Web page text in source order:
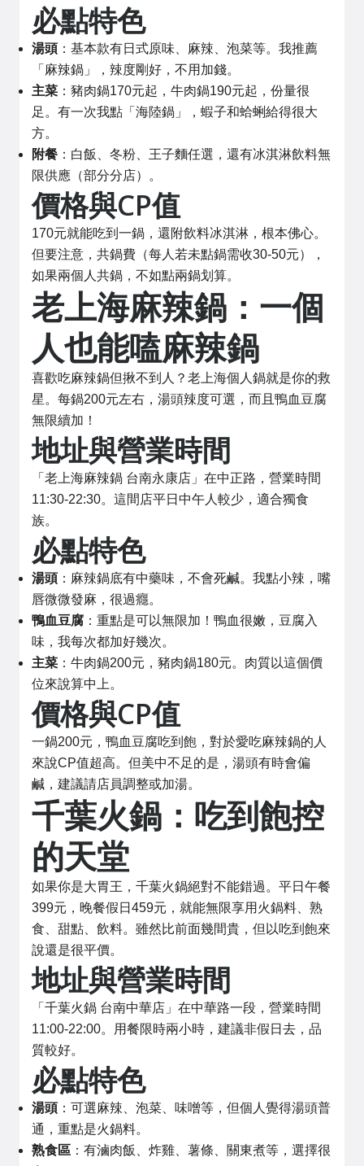
必點特色
湯頭 ：基本款有日式原味、麻辣、泡菜等。我推薦
「麻辣鍋」，辣度剛好，不用加錢。
主菜 ：豬肉鍋170元起，牛肉鍋190元起，份量很
足。有一次我點「海陸鍋」，蝦子和蛤蜊給得很大
方。
附餐 ：白飯、冬粉、王子麵任選，還有冰淇淋飲料無
限供應（部分分店）。
價格與CP值
170元就能吃到一鍋，還附飲料冰淇淋，根本佛心。
但要注意，共鍋費（每人若未點鍋需收30-50元），
如果兩個人共鍋，不如點兩鍋划算。
老上海麻辣鍋：一個
人也能嗑麻辣鍋
喜歡吃麻辣鍋但揪不到人？老上海個人鍋就是你的救
星。每鍋200元左右，湯頭辣度可選，而且鴨血豆腐
無限續加！
地址與營業時間
「老上海麻辣鍋 台南永康店」在中正路，營業時間
11:30-22:30。這間店平日中午人較少，適合獨食
族。
必點特色
湯頭 ：麻辣鍋底有中藥味，不會死鹹。我點小辣，嘴
唇微微發麻，很過癮。
鴨血豆腐 ：重點是可以無限加！鴨血很嫩，豆腐入
味，我每次都加好幾次。
主菜 ：牛肉鍋200元，豬肉鍋180元。肉質以這個價
位來說算中上。
價格與CP值
一鍋200元，鴨血豆腐吃到飽，對於愛吃麻辣鍋的人
來說CP值超高。但美中不足的是，湯頭有時會偏
鹹，建議請店員調整或加湯。
千葉火鍋：吃到飽控
的天堂
如果你是大胃王，千葉火鍋絕對不能錯過。平日午餐
399元，晚餐假日459元，就能無限享用火鍋料、熟
食、甜點、飲料。雖然比前面幾間貴，但以吃到飽來
說還是很平價。
地址與營業時間
「千葉火鍋 台南中華店」在中華路一段，營業時間
11:00-22:00。用餐限時兩小時，建議非假日去，品
質較好。
必點特色
湯頭 ：可選麻辣、泡菜、味噌等，但個人覺得湯頭普
通，重點是火鍋料。
熟食區 ：有滷肉飯、炸雞、薯條、關東煮等，選擇很